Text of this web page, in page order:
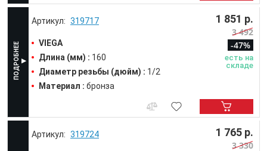
319717
VIEGA
Длина (мм) : 160
Диаметр резьбы (дюйм) : 1/2
Материал : бронза
1 851 р.
3 492
-47%
есть на
складе
319724 1 765 р.
3 330